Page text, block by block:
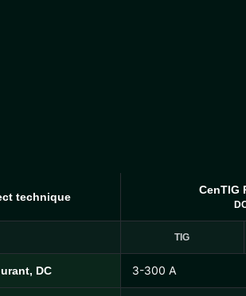
techniques du CenTIG Pro
technique
CenTIG
TIG
DC 3-300 A